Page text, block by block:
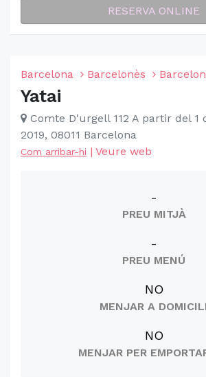
RESERVA ONLINE
Barcelona Barcelonès
Yatai
Comte D'urgell 112 A partir del 1
2019, 08011 Barcelona
Com arribar-hi | Veure web
-
PREU MITJÀ
-
PREU MENÚ
NO
MENJAR A DOMICILI
NO
MENJAR PER